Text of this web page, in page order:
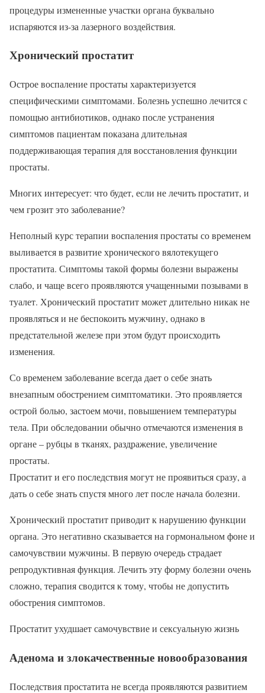
процедуры измененные участки органа буквально
испаряются из-за лазерного воздействия.
Хронический простатит
Острое воспаление простаты характеризуется
специфическими симптомами. Болезнь успешно лечится с
помощью антибиотиков, однако после устранения
симптомов пациентам показана длительная
поддерживающая терапия для восстановления функции
простаты.
Многих интересует: что будет, если не лечить простатит, и
чем грозит это заболевание?
Неполный курс терапии воспаления простаты со временем
выливается в развитие хронического вялотекущего
простатита. Симптомы такой формы болезни выражены
слабо, и чаще всего проявляются учащенными позывами в
туалет. Хронический простатит может длительно никак не
проявляться и не беспокоить мужчину, однако в
предстательной железе при этом будут происходить
изменения.
Со временем заболевание всегда дает о себе знать
внезапным обострением симптоматики. Это проявляется
острой болью, застоем мочи, повышением температуры
тела. При обследовании обычно отмечаются изменения в
органе – рубцы в тканях, раздражение, увеличение
простаты.
Простатит и его последствия могут не проявиться сразу, а
дать о себе знать спустя много лет после начала болезни.
Хронический простатит приводит к нарушению функции
органа. Это негативно сказывается на гормональном фоне и
самочувствии мужчины. В первую очередь страдает
репродуктивная функция. Лечить эту форму болезни очень
сложно, терапия сводится к тому, чтобы не допустить
обострения симптомов.
Простатит ухудшает самочувствие и сексуальную жизнь
Аденома и злокачественные новообразования
Последствия простатита не всегда проявляются развитием